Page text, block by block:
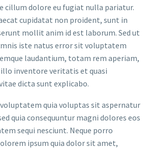
cillum dolore eu fugiat nulla pariatur.
cupidatat non proident, sunt in
mollit anim id est laborum. Sed ut
iste natus error sit voluptatem
laudantium, totam rem aperiam,
illo inventore veritatis et quasi
dicta sunt explicabo.
quia voluptas sit aspernatur
quia consequuntur magni dolores eos
sequi nesciunt. Neque porro
ipsum quia dolor sit amet,